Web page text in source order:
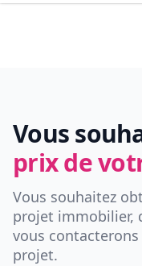
Vous
prix de
Vous souhaitez
projet immobilier,
vous
projet.